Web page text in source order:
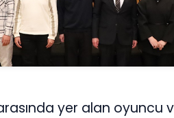
yer alan oyuncu